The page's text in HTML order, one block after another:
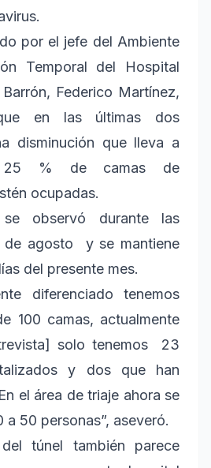
por el jefe del Ambiente
Temporal del Hospital
Federico Martínez,
en las últimas dos
disminución que lleva a
% de camas de
ocupadas.
observó durante las
de agosto y se mantiene
del presente mes.
diferenciado tenemos
100 camas, actualmente
solo tenemos 23
y dos que han
el área de triaje ahora se
a 50 personas”, aseveró.
túnel también parece